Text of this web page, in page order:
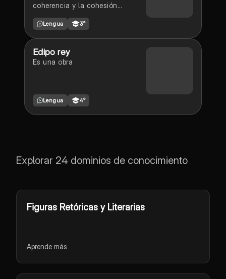
coherencia y la cohesión
importancia para la comprensión
y la correcta escritura de textos.
Lengua 3°
Edipo rey
Es una obra
Lengua 4°
Explorar 24 dominios de conocimiento
Figuras Retóricas y Literarias
Aprende más